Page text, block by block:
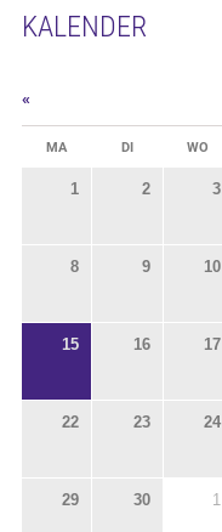
KALENDER
«
MA DI WO
1 2 3
8 9 10
15 16 17
22 23 24
29 30 1